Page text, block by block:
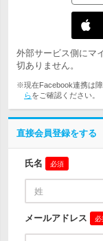
外部サービス側にマ
切ありません。
※現在Facebook連携は
らをご確認ください。
直接会員登録をする
氏名 必須
メールアドレス 必